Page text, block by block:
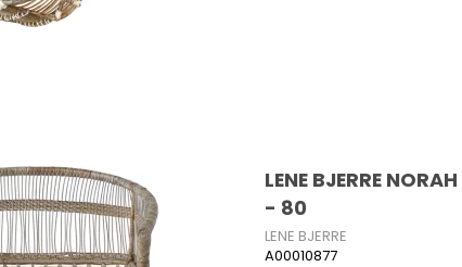
LENE BJERRE
- 80
LENE BJERRE
A00010877